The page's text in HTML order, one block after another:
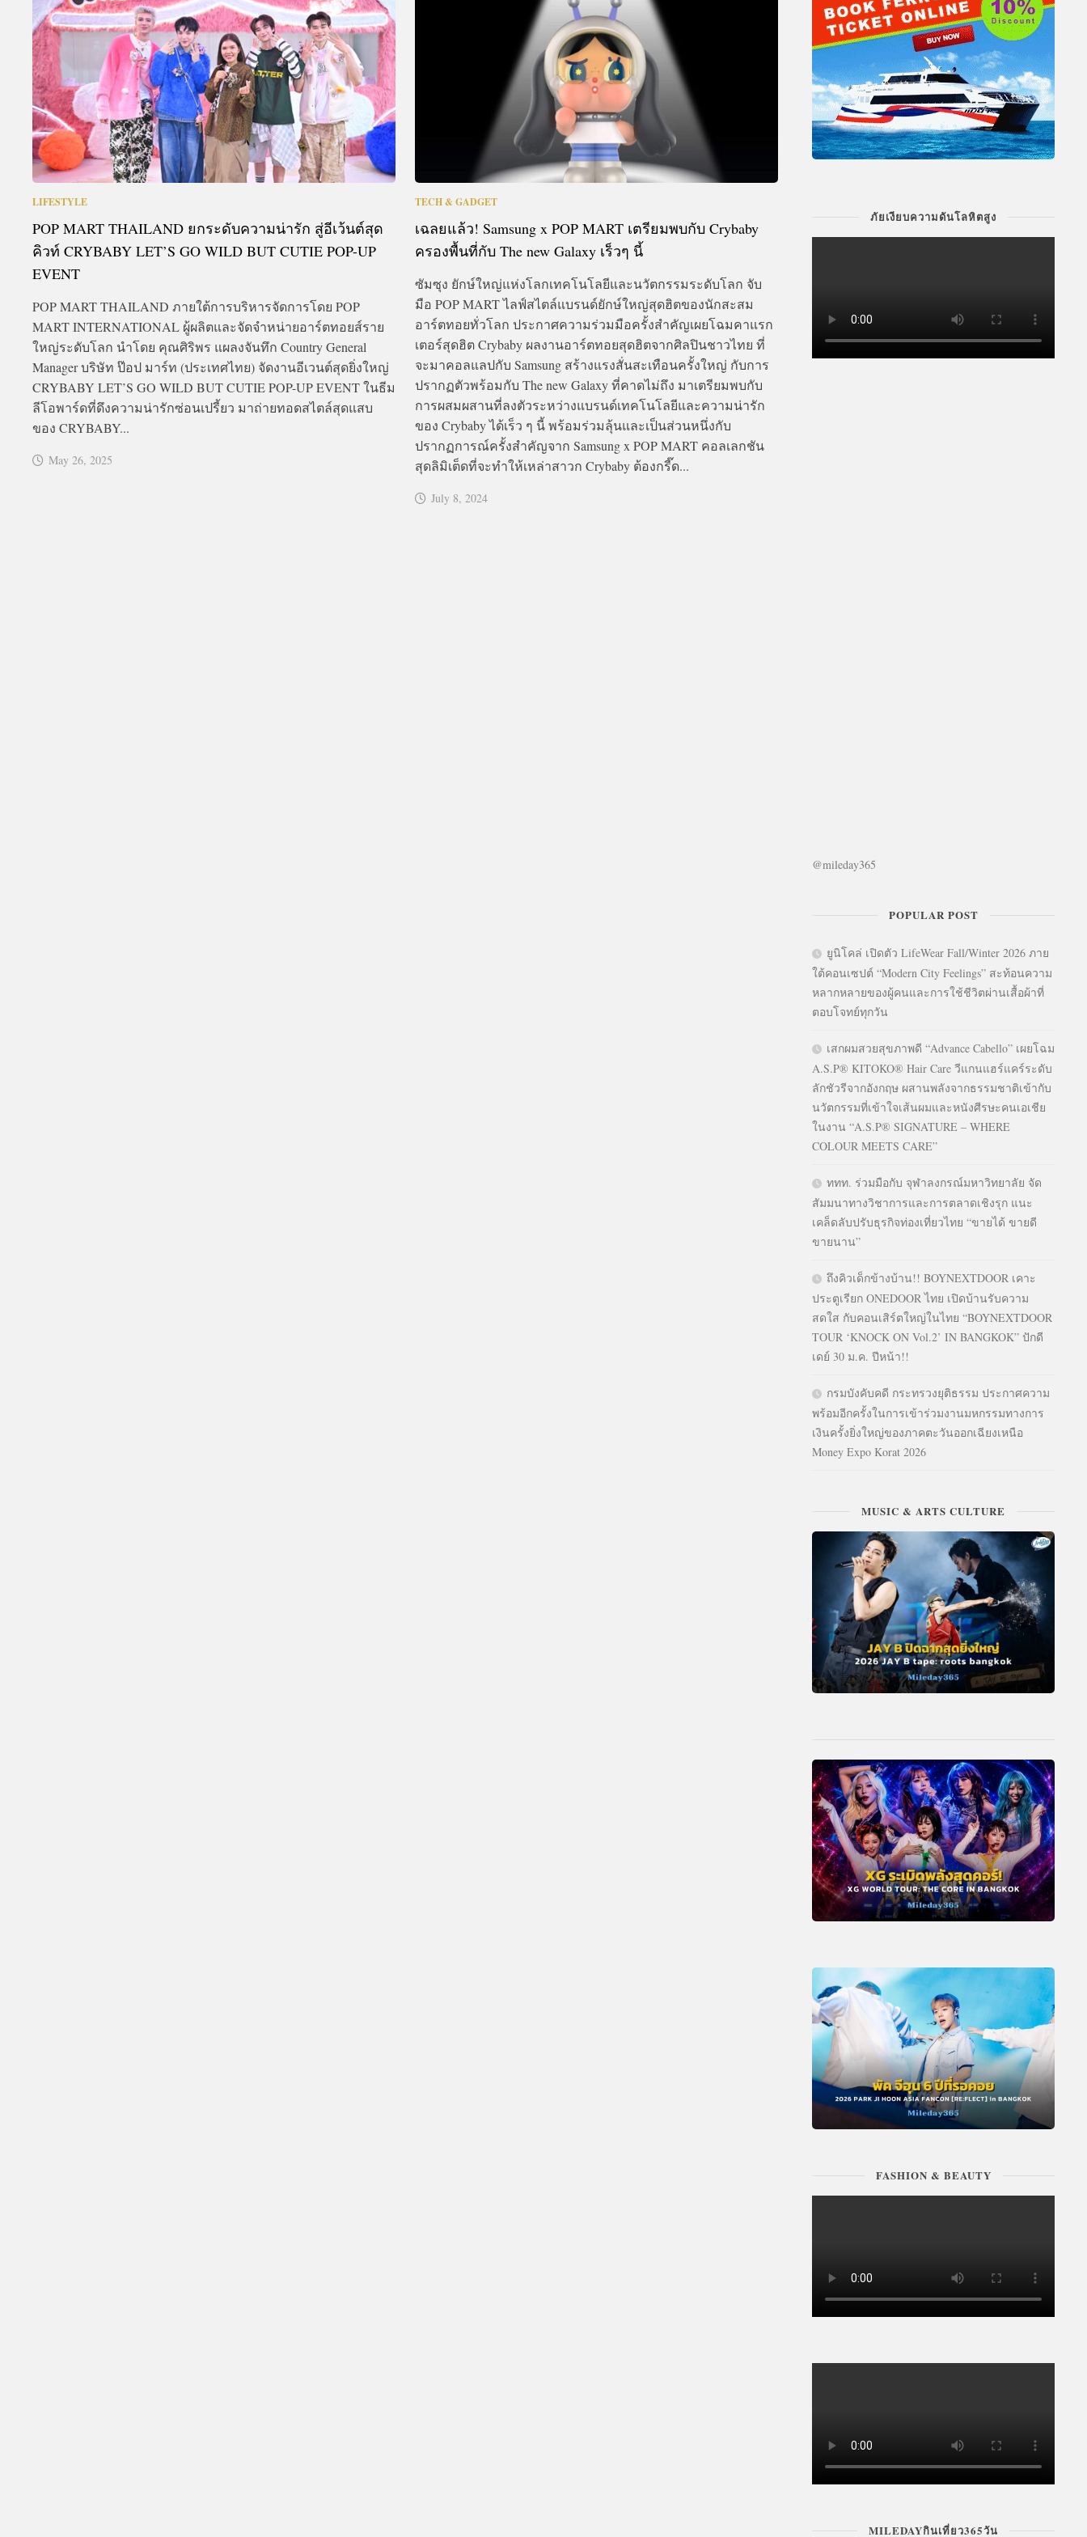
ACTIVITIES
EVENT
DEAL
LIFESTYLE
POP MART THAILAND ยกระดับความน่ารัก สู่อีเว้นต์สุด
คิวท์ CRYBABY LET’S GO WILD BUT CUTIE POP-UP
EVENT
POP MART THAILAND ภายใต้การบริหารจัดการโดย POP
MART INTERNATIONAL ผู้ผลิตและจัดจำหน่ายอาร์ตทอยส์ราย
ใหญ่ระดับโลก นำโดย คุณศิริพร แผลงจันทึก Country General
Manager บริษัท ป๊อป มาร์ท (ประเทศไทย) จัดงานอีเวนต์สุดยิ่งใหญ่
CRYBABY LET’S GO WILD BUT CUTIE POP-UP EVENT ในธีม
ลีโอพาร์ดที่ดึงความน่ารักซ่อนเปรี้ยว มาถ่ายทอดสไตล์สุดแสบ
ของ CRYBABY...
May 26, 2025
TECH & GADGET
เฉลยแล้ว! Samsung x POP MART เตรียมพบกับ Crybaby
ครองพื้นที่กับ The new Galaxy เร็วๆ นี้
ซัมซุง ยักษ์ใหญ่แห่งโลกเทคโนโลยีและนวัตกรรมระดับโลก จับ
มือ POP MART ไลฟ์สไตล์แบรนด์ยักษ์ใหญ่สุดฮิตของนักสะสม
อาร์ตทอยทั่วโลก ประกาศความร่วมมือครั้งสำคัญเผยโฉมคาแรก
เตอร์สุดฮิต Crybaby ผลงานอาร์ตทอยสุดฮิตจากศิลปินชาวไทย ที่
จะมาคอลแลปกับ Samsung สร้างแรงสั่นสะเทือนครั้งใหญ่ กับการ
ปรากฏตัวพร้อมกับ The new Galaxy ที่คาดไม่ถึง มาเตรียมพบกับ
การผสมผสานที่ลงตัวระหว่างแบรนด์เทคโนโลยีและความน่ารัก
ของ Crybaby ได้เร็ว ๆ นี้ พร้อมร่วมลุ้นและเป็นส่วนหนึ่งกับ
ปรากฏการณ์ครั้งสำคัญจาก Samsung x POP MART คอลเลกชัน
สุดลิมิเต็ดที่จะทำให้เหล่าสาวก Crybaby ต้องกรี๊ด...
July 8, 2024
ภัยเงียบความดันโลหิตสูง
@mileday365
POPULAR POST
ยูนิโคล่ เปิดตัว LifeWear Fall/Winter 2026 ภาย
ใต้คอนเซปต์ “Modern City Feelings” สะท้อนความ
หลากหลายของผู้คนและการใช้ชีวิตผ่านเสื้อผ้าที่
ตอบโจทย์ทุกวัน
เสกผมสวยสุขภาพดี “Advance Cabello” เผยโฉม
A.S.P® KITOKO® Hair Care วีแกนแฮร์แคร์ระดับ
ลักชัวรีจากอังกฤษ ผสานพลังจากธรรมชาติเข้ากับ
นวัตกรรมที่เข้าใจเส้นผมและหนังศีรษะคนเอเชีย
ในงาน “A.S.P® SIGNATURE – WHERE
COLOUR MEETS CARE”
ททท. ร่วมมือกับ จุฬาลงกรณ์มหาวิทยาลัย จัด
สัมมนาทางวิชาการและการตลาดเชิงรุก แนะ
เคล็ดลับปรับธุรกิจท่องเที่ยวไทย “ขายได้ ขายดี
ขายนาน”
ถึงคิวเด็กข้างบ้าน!! BOYNEXTDOOR เคาะ
ประตูเรียก ONEDOOR ไทย เปิดบ้านรับความ
สดใส กับคอนเสิร์ตใหญ่ในไทย “BOYNEXTDOOR
TOUR ‘KNOCK ON Vol.2’ IN BANGKOK” ปักดี
เดย์ 30 ม.ค. ปีหน้า!!
กรมบังคับคดี กระทรวงยุติธรรม ประกาศความ
พร้อมอีกครั้งในการเข้าร่วมงานมหกรรมทางการ
เงินครั้งยิ่งใหญ่ของภาคตะวันออกเฉียงเหนือ
Money Expo Korat 2026
MUSIC & ARTS CULTURE
FASHION & BEAUTY
MILEDAYกินเที่ยว365วัน